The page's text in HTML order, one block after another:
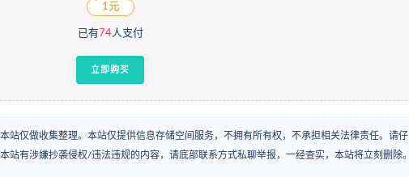
1元
已有74人支付
立即购买
站仅做收集整理。本站仅提供信息存储空间服务，不拥有所有权，不承担相关法律责任。请仔
站有涉嫌抄袭侵权/违法违规的内容，请底部联系方式私聊举报，一经查实，本站将立刻删除。